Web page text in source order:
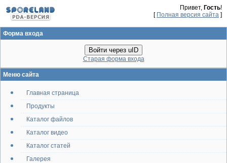
Привет, Гость!
[ Полная версия сайта ]
Форма входа
Войти через uID
Старая форма входа
Меню сайта
Главная страница
Продукты
Каталог файлов
Каталог видео
Каталог статей
Галерея